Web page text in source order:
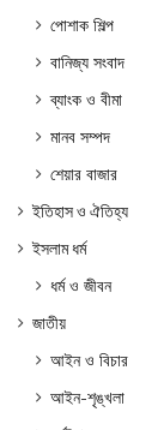
পোশাক শিল্প
বানিজ্য সংবাদ
ব্যাংক ও বীমা
মানব সম্পদ
শেয়ার বাজার
ইতিহাস ও ঐতিহ্য
ইসলাম ধর্ম
ধর্ম ও জীবন
জাতীয়
আইন ও বিচার
আইন-শৃঙ্খলা